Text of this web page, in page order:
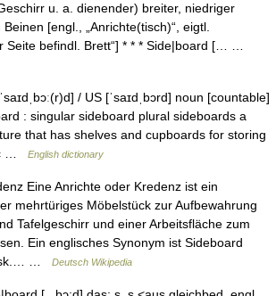
u. a. dienender) breiter, niedriger
[engl., „Anrichte(tisch)“, eigtl.
Seite befindl. Brett“] * * * Side|board [… …
/ US [ˈsaɪdˌbɔrd] noun [countable]
: singular sideboard plural sideboards a
that has shelves and cupboards for storing
…
English dictionary
Eine Anrichte oder Kredenz ist ein
mehrtüriges Möbelstück zur Aufbewahrung
Tafelgeschirr und einer Arbeitsfläche zum
Ein englisches Synonym ist Sideboard
…
Deutsch Wikipedia